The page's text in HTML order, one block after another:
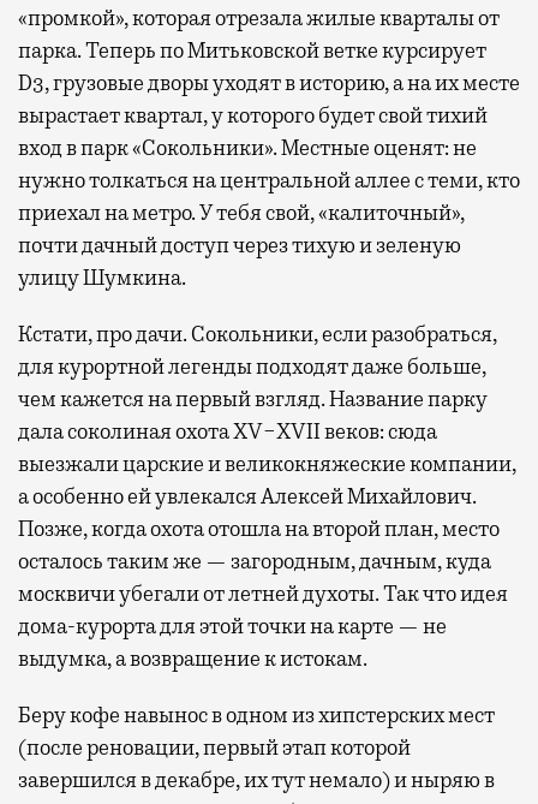
«промкой», которая отрезала жилые кварталы от
парка. Теперь по Митьковской ветке курсирует
D3, грузовые дворы уходят в историю, а на их месте
вырастает квартал, у которого будет свой тихий
вход в парк «Сокольники». Местные оценят: не
нужно толкаться на центральной аллее с теми, кто
приехал на метро. У тебя свой, «калиточный»,
почти дачный доступ через тихую и зеленую
улицу Шумкина.
Кстати, про дачи. Сокольники, если разобраться,
для курортной легенды подходят даже больше,
чем кажется на первый взгляд. Название парку
дала соколиная охота XV−XVII веков: сюда
выезжали царские и великокняжеские компании,
а особенно ей увлекался Алексей Михайлович.
Позже, когда охота отошла на второй план, место
осталось таким же — загородным, дачным, куда
москвичи убегали от летней духоты. Так что идея
дома-курорта для этой точки на карте — не
выдумка, а возвращение к истокам.
Беру кофе навынос в одном из хипстерских мест
(после реновации, первый этап которой
завершился в декабре, их тут немало) и ныряю в